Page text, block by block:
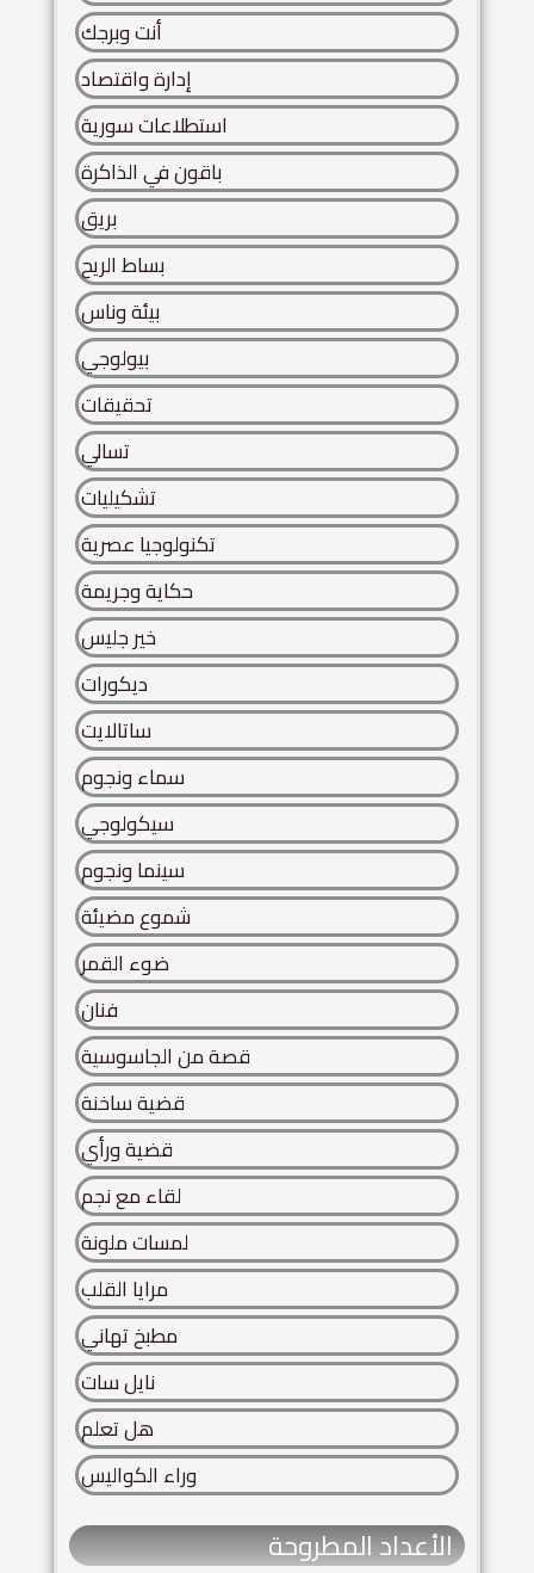
أنت وبرجك
إدارة واقتصاد
استطلاعات سورية
باقون في الذاكرة
بريق
بساط الريح
بيئة وناس
بيولوجي
تحقيقات
تسالي
تشكيليات
تكنولوجيا عصرية
حكاية وجريمة
خير جليس
ديكورات
ساتالايت
سماء ونجوم
سيكولوجي
سينما ونجوم
شموع مضيئة
ضوء القمر
فنان
قصة من الجاسوسية
قضية ساخنة
قضية ورأي
لقاء مع نجم
لمسات ملونة
مرايا القلب
مطبخ تهاني
نايل سات
هل تعلم
وراء الكواليس
الأعداد المطروحة​